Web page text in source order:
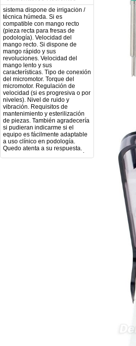
compatible con mango recto
(pieza recta para fresas de
podología). Velocidad del
mango recto. Si dispone de
mango rápido y sus
revoluciones. Velocidad del
mango lento y sus
características. Tipo de conexión
del micromotor. Torque del
micromotor. Regulación de
velocidad (si es progresiva o por
niveles). Nivel de ruido y
vibración. Requisitos de
mantenimiento y esterilización
de piezas. También agradecería
si pudieran indicarme si el
equipo es fácilmente adaptable
a uso clínico en podología.
Quedo atenta a su respuesta.
Muchas gracias por su atención.
Sara Podóloga
sara teresa ruiz